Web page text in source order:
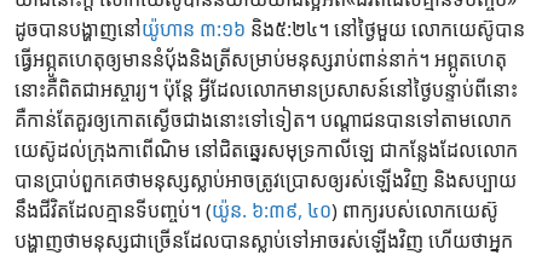
ដូច​បាន​បង្ហាញ​នៅ​យ៉ូហាន ៣:១៦ និង​៥:២៤។ នៅ​ថ្ងៃ​មួយ លោក​យេស៊ូ​បាន​
ធ្វើ​អព្ភូតហេតុ​ឲ្យ​មាន​នំ​ប៉័ង​និង​ត្រី​សម្រាប់​មនុស្ស​រាប់​ពាន់​នាក់។ អព្ភូតហេតុ​
នោះ​គឺ​ពិត​ជា​អស្ចារ្យ។ ប៉ុន្តែ អ្វី​ដែល​លោក​មាន​ប្រសាសន៍​នៅ​ថ្ងៃ​បន្ទាប់​ពី​នោះ​
គឺ​កាន់​តែ​គួរ​ឲ្យ​កោត​ស្ងើច​ជាង​នោះ​ទៅ​ទៀត។ បណ្ដា​ជន​បាន​ទៅ​តាម​លោក​
យេស៊ូ​ដល់​ក្រុង​កាពើណិម នៅ​ជិត​ឆ្នេរ​សមុទ្រ​កាលីឡេ ជា​កន្លែង​ដែល​លោក​
បាន​ប្រាប់​ពួក​គេ​ថា​មនុស្ស​ស្លាប់​អាច​ត្រូវ​ប្រោស​ឲ្យ​រស់​ឡើង​វិញ និង​សប្បាយ​
នឹង​ជីវិត​ដែល​គ្មាន​ទី​បញ្ចប់។ (​យ៉ូន. ៦:៣៩, ៤០​) ពាក្យ​របស់​លោក​យេស៊ូ​
បង្ហាញ​ថា​មនុស្ស​ជា​ច្រើន​ដែល​បាន​ស្លាប់​ទៅ​អាច​រស់​ឡើង​វិញ ហើយ​ថា​អ្នក​